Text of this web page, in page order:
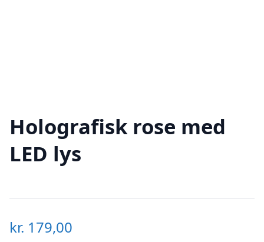
Holografisk rose med
LED lys
kr. 179,00